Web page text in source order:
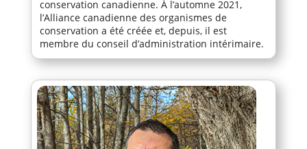
conservation canadienne. À l’automne 2021,
l’Alliance canadienne des organismes de
conservation a été créée et, depuis, il est
membre du conseil d’administration intérimaire.